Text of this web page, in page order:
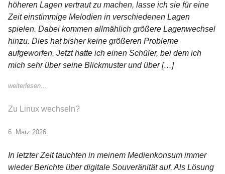
höheren Lagen vertraut zu machen, lasse ich sie für eine
Zeit einstimmige Melodien in verschiedenen Lagen
spielen. Dabei kommen allmählich größere Lagenwechsel
hinzu. Dies hat bisher keine größeren Probleme
aufgeworfen. Jetzt hatte ich einen Schüler, bei dem ich
mich sehr über seine Blickmuster und über […]
weiterlesen...
Zu Linux wechseln?
6. März 2026
In letzter Zeit tauchten in meinem Medienkonsum immer
wieder Berichte über digitale Souveränität auf. Als Lösung